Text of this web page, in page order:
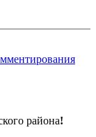
района!